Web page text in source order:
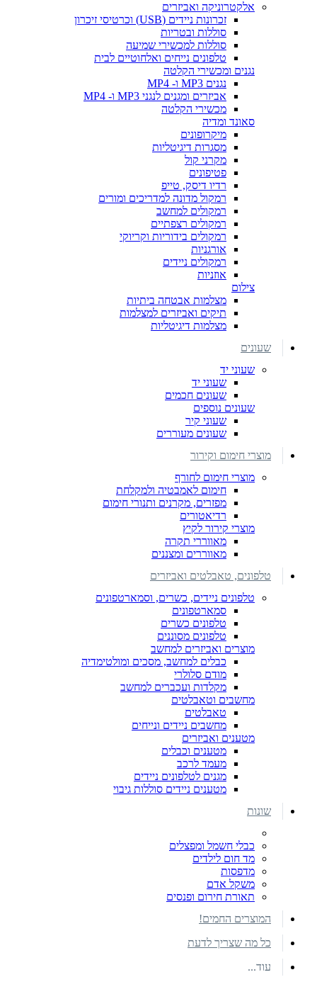
אלקטרוניקה ואביזרים
זכרונות ניידים (USB) וכרטיסי זיכרון
סוללות ובטריות
סוללות למכשירי שמיעה
טלפונים נייחים ואלחוטיים לבית
נגנים ומכשירי הקלטה
נגנים MP3 ו- MP4
אביזרים ומגנים לנגני MP3 ו- MP4
מכשירי הקלטה
סאונד ומדיה
מיקרופונים
מסגרות דיגיטליות
מקרני קול
פטיפונים
רדיו דיסק, טייפ
רמקול מדונה למדריכים ומורים
רמקולים למחשב
רמקולים רצפתיים
רמקולים בידוריות וקריוקי
אורגניות
רמקולים ניידים
אוזניות
צילום
מצלמות אבטחה ביתיות
תיקים ואביזרים למצלמות
מצלמות דיגיטליות
שעונים
שעוני יד
שעוני יד
שעונים חכמים
שעונים נוספים
שעוני קיר
שעונים מעוררים
מוצרי חימום וקירור
מוצרי חימום לחורף
חימום לאמבטיה ולמקלחת
מפזרים, מקרנים ותנורי חימום
רדיאטורים
מוצרי קירור לקיץ
מאווררי תקרה
מאווררים ומצננים
טלפונים, טאבלטים ואביזרים
טלפונים ניידים, כשרים, וסמארטפונים
סמארטפונים
טלפונים כשרים
טלפונים מסוננים
מוצרים ואביזרים למחשב
כבלים למחשב, מסכים ומולטימדיה
מודם סלולרי
מקלדות ועכברים למחשב
מחשבים וטאבלטים
טאבלטים
מחשבים ניידים ונייחים
מטענים ואביזרים
מטענים וכבלים
מעמד לרכב
מגנים לטלפונים ניידים
מטענים ניידים סוללות גיבוי
שונות
כבלי חשמל ומפצלים
מד חום לילדים
מדפסות
משקל אדם
תאורת חירום ופנסים
המוצרים החמים!
כל מה שצריך לדעת
עוד...